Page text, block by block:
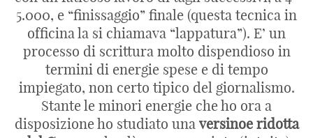
5.000, e “finissaggio” finale (questa tecnica in
officina la si chiamava “lappatura”). E’ un
processo di scrittura molto dispendioso in
termini di energie spese e di tempo
impiegato, non certo tipico del giornalismo.
Stante le minori energie che ho ora a
disposizione ho studiato una versinoe ridotta